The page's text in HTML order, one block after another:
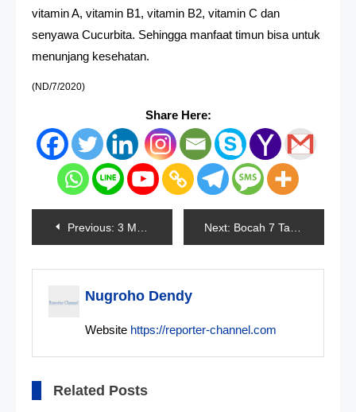
vitamin A, vitamin B1, vitamin B2, vitamin C dan
senyawa Cucurbita. Sehingga manfaat timun bisa untuk
menunjang kesehatan.
(ND/7/2020)
Share Here:
Navigasi
pos
Previous: 3 Menteri Resmikan Layanan Tiket Online Kapal Ferry Next: Bocah 7 Tahun Diperkosa Dan Dibakar
Nugroho Dendy
Website https://reporter-channel.com
Related Posts